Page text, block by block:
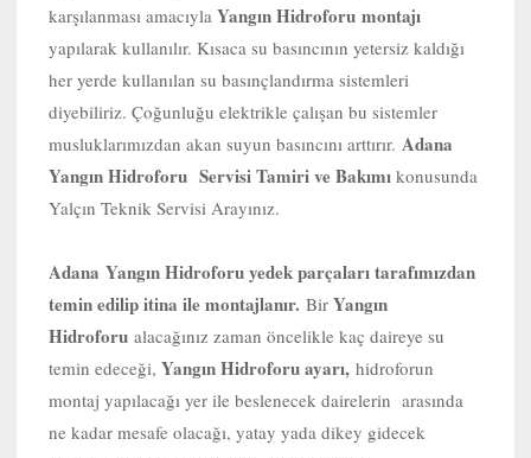
karşılanması amacıyla Yangın Hidroforu montajı
yapılarak kullanılır. Kısaca su basıncının yetersiz kaldığı
her yerde kullanılan su basınçlandırma sistemleri
diyebiliriz. Çoğunluğu elektrikle çalışan bu sistemler
musluklarımızdan akan suyun basıncını arttırır. Adana
Yangın Hidroforu Servisi Tamiri ve Bakımı konusunda
Yalçın Teknik Servisi Arayınız.
Adana Yangın Hidroforu yedek parçaları tarafımızdan
temin edilip itina ile montajlanır. Bir Yangın
Hidroforu alacağınız zaman öncelikle kaç daireye su
temin edeceği, Yangın Hidroforu ayarı, hidroforun
montaj yapılacağı yer ile beslenecek dairelerin arasında
ne kadar mesafe olacağı, yatay yada dikey gidecek